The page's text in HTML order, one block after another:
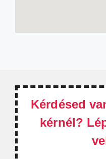
Kérdésed
kérnél?